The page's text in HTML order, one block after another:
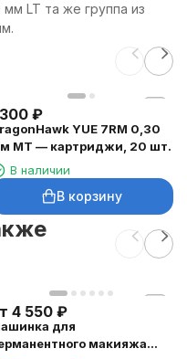
мм LT та же группа из
₽
YUE 7RM 0,30
MT — картриджи, 20 шт.
В наличии
В корзину
4 550 ₽
для
макияжа